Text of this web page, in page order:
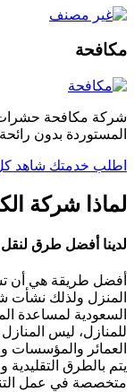
مكافحة
شركة مكافحة حشرات
المستوردة بدون
اطلب خدمتك شاهد
لماذا شركة
لدينا أفضل طرق
أفضل طريقة هي أن
المنزل ولذلك نشأت
السعودية لمساعدة
للمنازل، ليس
العمائر والمؤسسات
يتم بالطرق
متخصصة في عمل